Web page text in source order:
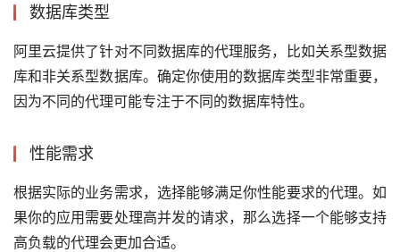
数据库类型
阿里云提供了针对不同数据库的代理服务，比如关系型数据
库和非关系型数据库。确定你使用的数据库类型非常重要，
因为不同的代理可能专注于不同的数据库特性。
性能需求
根据实际的业务需求，选择能够满足你性能要求的代理。如
果你的应用需要处理高并发的请求，那么选择一个能够支持
高负载的代理会更加合适。